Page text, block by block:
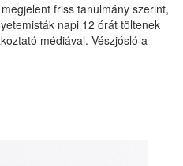
friss tanulmány szerint,
napi 12 órát töltenek
médiával. Vészjósló a